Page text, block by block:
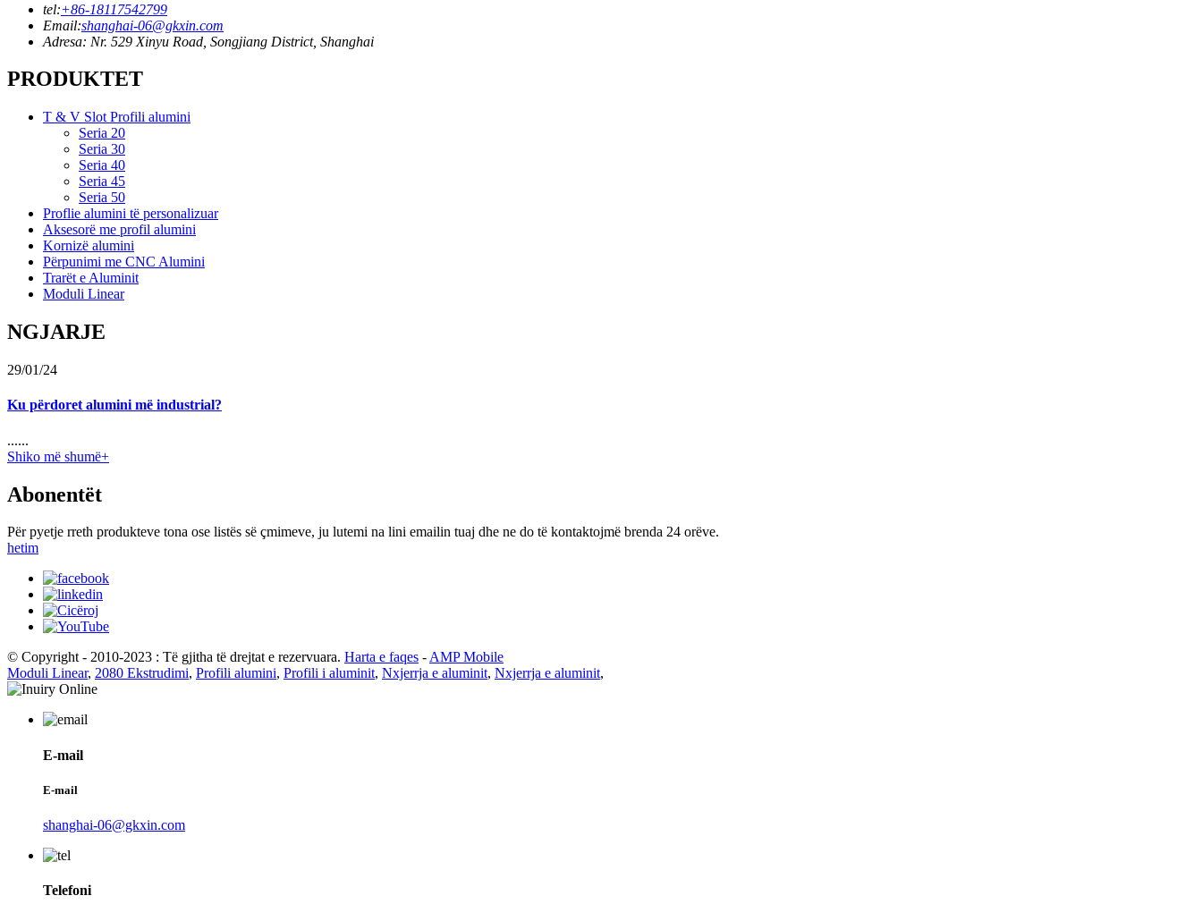
tel:+86-18117542799
Email:shanghai-06@gkxin.com
Adresa: Nr. 529 Xinyu Road, Songjiang District, Shanghai
PRODUKTET
T & V Slot Profili alumini
Seria 20
Seria 30
Seria 40
Seria 45
Seria 50
Proflie alumini të personalizuar
Aksesorë me profil alumini
Kornizë alumini
Përpunimi me CNC Alumini
Trarët e Aluminit
Moduli Linear
NGJARJE
29/01/24
Ku përdoret alumini më industrial?
......
Shiko më shumë+
Abonentët
Për pyetje rreth produkteve tona ose listës së çmimeve, ju lutemi na lini emailin tuaj dhe ne do të kontaktojmë brenda 24 orëve.
hetim
© Copyright - 2010-2023 : Të gjitha të drejtat e rezervuara. Harta e faqes -AMP Mobile
Moduli Linear, 2080 Ekstrudimi, Profili alumini, Profili i aluminit, Nxjerrja e aluminit, Nxjerrja e aluminit,
E-mail
E-mail
shanghai-06@gkxin.com
Telefoni